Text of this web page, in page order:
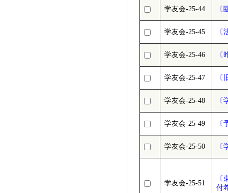
学友会-25-44
学友会-25-45
学友会-25-46
学友会-25-47
学友会-25-48
学友会-25-49
学友会-25-50
学友会-25-51
付